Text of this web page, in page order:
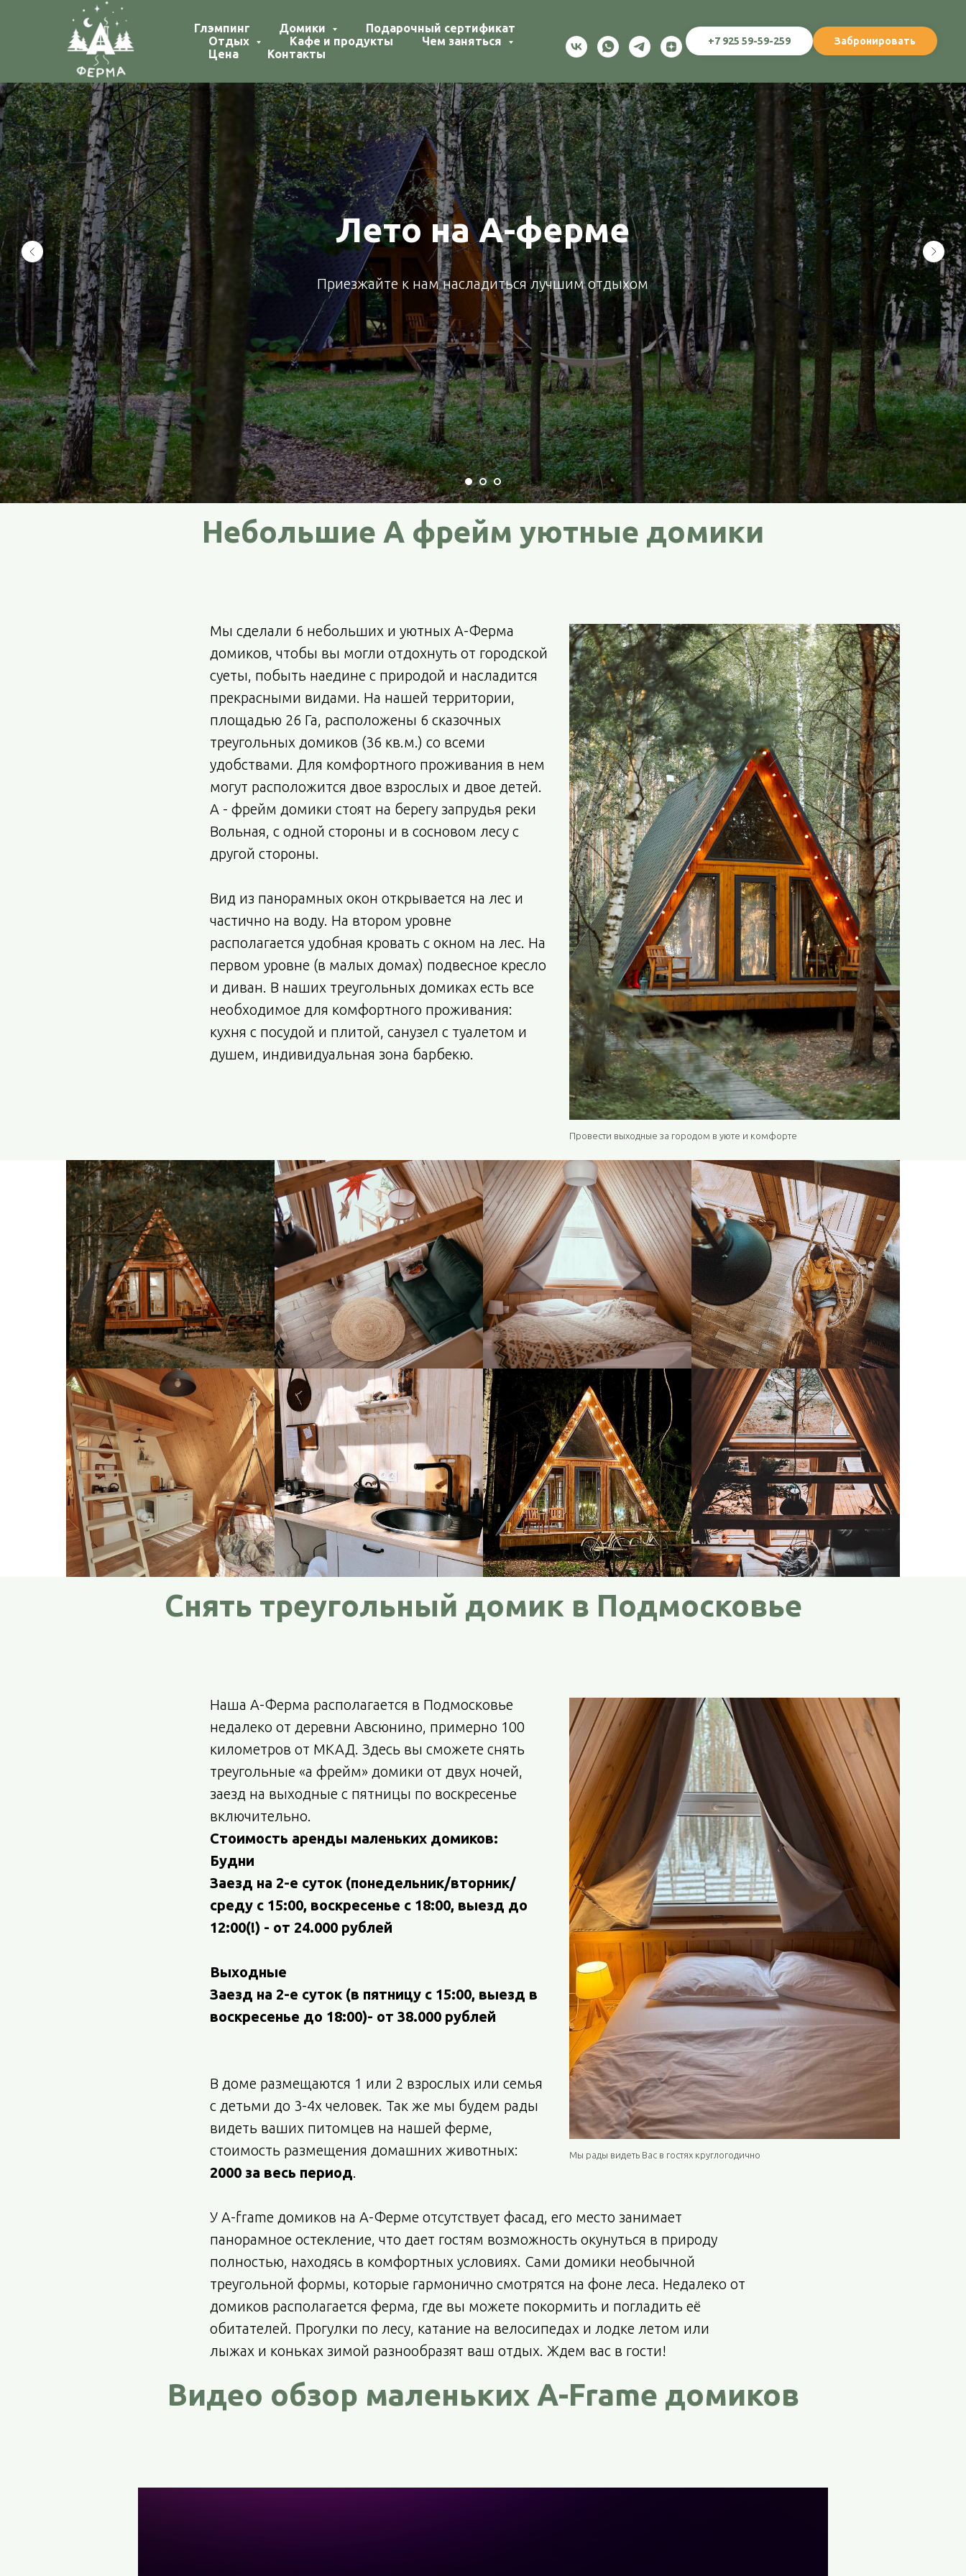
Глэмпинг Домики
Подарочный сертификат
Отдых
Кафе и продукты
Чем заняться
Цена
Контакты
+7 925 59-59-259 Забронировать
А-Ферма с A-Frame домами
УДОБСТВО И УЮТ
Проведите замечательные выходные в лесу у реки
Небольшие А фрейм уютные домики
Провести выходные за городом в уюте и комфорте
Мы сделали 6 небольших и уютных А-Ферма
домиков, чтобы вы могли отдохнуть от городской
суеты, побыть наедине с природой и насладится
прекрасными видами. На нашей территории,
площадью 26 Га, расположены 6 сказочных
треугольных домиков (36 кв.м.) со всеми
удобствами. Для комфортного проживания в нем
могут расположится двое взрослых и двое детей.
А - фрейм домики стоят на берегу запрудья реки
Вольная, с одной стороны и в сосновом лесу с
другой стороны.
Вид из панорамных окон открывается на лес и
частично на воду. На втором уровне
располагается удобная кровать с окном на лес. На
первом уровне (в малых домах) подвесное кресло
и диван. В наших треугольных домиках есть все
необходимое для комфортного проживания:
кухня с посудой и плитой, санузел с туалетом и
душем, индивидуальная зона барбекю.
Снять треугольный домик в Подмосковье
Мы рады видеть Вас в гостях круглогодично
Наша А-Ферма располагается в Подмосковье
недалеко от деревни Авсюнино, примерно 100
километров от МКАД. Здесь вы сможете снять
треугольные «а фрейм» домики от двух ночей,
заезд на выходные с пятницы по воскресенье
включительно.
Стоимость аренды маленьких домиков:
Будни
Заезд на 2-е суток (понедельник/вторник/
среду с 15:00, воскресенье с 18:00, выезд до
12:00(!) - от 24.000 рублей
Выходные
Заезд на 2-е суток (в пятницу с 15:00, выезд в
воскресенье до 18:00)- от 38.000 рублей
В доме размещаются 1 или 2 взрослых или семья
с детьми до 3-4х человек. Так же мы будем рады
видеть ваших питомцев на нашей ферме,
стоимость размещения домашних животных:
2000 за весь период.
У A-frame домиков на А-Ферме отсутствует фасад, его место занимает
панорамное остекление, что дает гостям возможность окунуться в природу
полностью, находясь в комфортных условиях. Сами домики необычной
треугольной формы, которые гармонично смотрятся на фоне леса. Недалеко от
домиков располагается ферма, где вы можете покормить и погладить её
обитателей. Прогулки по лесу, катание на велосипедах и лодке летом или
лыжах и коньках зимой разнообразят ваш отдых. Ждем вас в гости!
Видео обзор маленьких A-Frame домиков